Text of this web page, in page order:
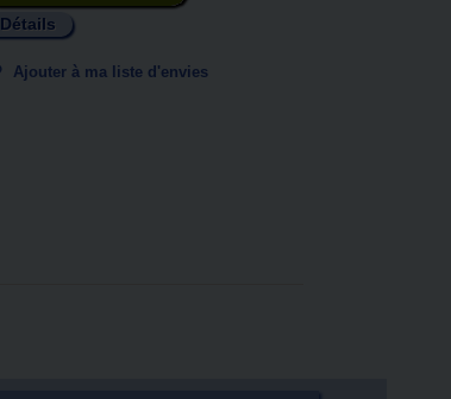
Détails
Ajouter à ma liste d'envies